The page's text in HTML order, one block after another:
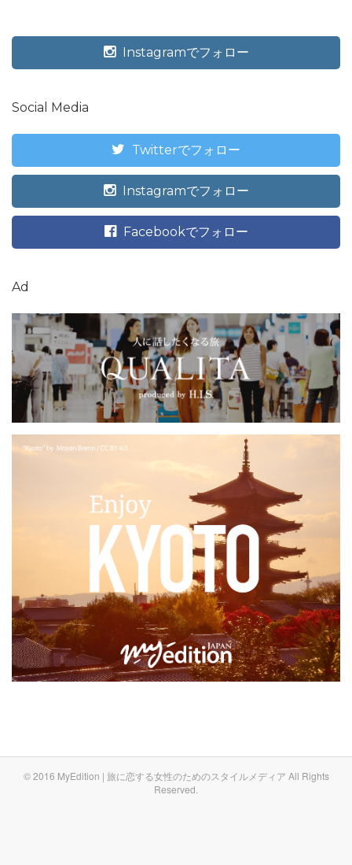
Instagramでフォロー
Social Media
Twitterでフォロー
Instagramでフォロー
Facebookでフォロー
Ad
© 2016 MyEdition | 旅に恋する女性のためのスタイルメディア All Rights
Reserved.